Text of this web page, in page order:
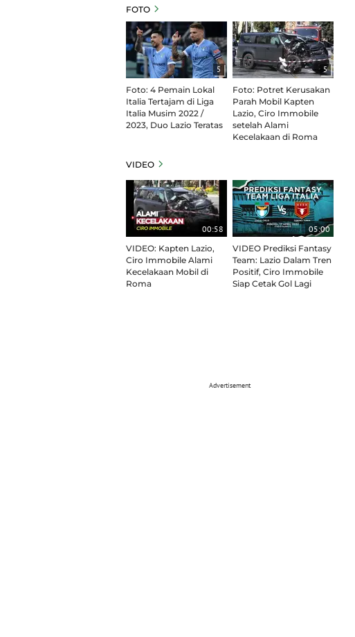
FOTO
5
Foto: 4 Pemain Lokal
Italia Tertajam di Liga
Italia Musim 2022 /
2023, Duo Lazio Teratas
5
Foto: Potret Kerusakan
Parah Mobil Kapten
Lazio, Ciro Immobile
setelah Alami
Kecelakaan di Roma
VIDEO
00:58
VIDEO: Kapten Lazio,
Ciro Immobile Alami
Kecelakaan Mobil di
Roma
05:00
VIDEO Prediksi Fantasy
Team: Lazio Dalam Tren
Positif, Ciro Immobile
Siap Cetak Gol Lagi
Advertisement